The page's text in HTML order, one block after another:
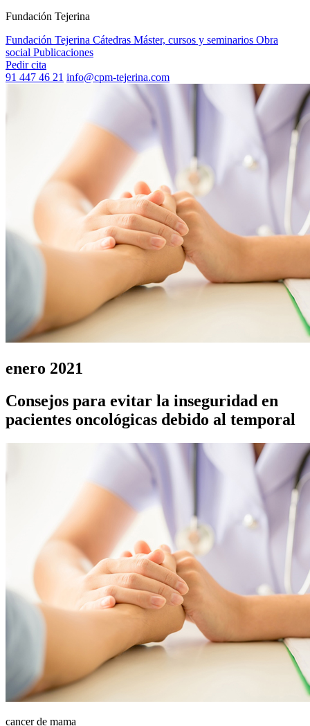
Fundación Tejerina
Fundación Tejerina Cátedras Máster, cursos y seminarios Obra
social Publicaciones
Pedir cita
91 447 46 21 info@cpm-tejerina.com
enero 2021
Consejos para evitar la inseguridad en
pacientes oncológicas debido al temporal
cancer de mama